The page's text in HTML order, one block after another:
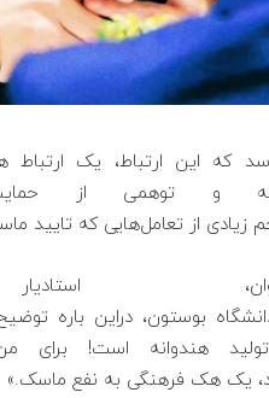
که این ارتباط، یک
و توهمی از
از تعامل‌هایی که تایید
بوستون، دراین باره
هندوانه است! برای
یک هک فرهنگی به نفع ماسک.»